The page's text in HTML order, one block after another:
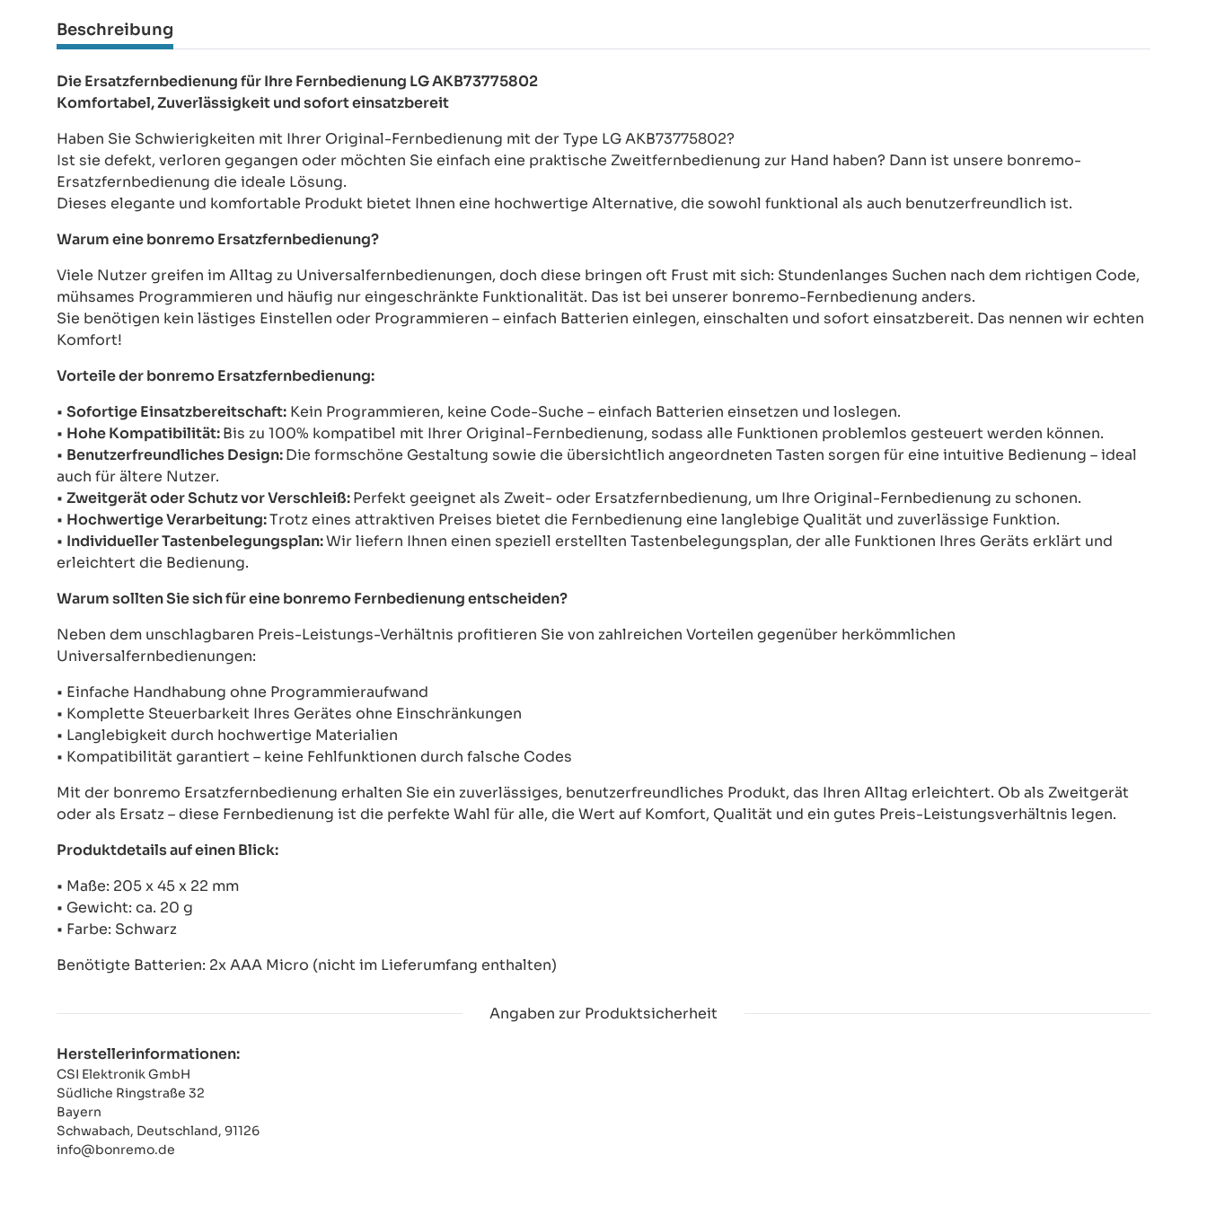
Beschreibung
Die Ersatzfernbedienung für Ihre Fernbedienung LG AKB73775802
Komfortabel, Zuverlässigkeit und sofort einsatzbereit
Haben Sie Schwierigkeiten mit Ihrer Original-Fernbedienung mit der Type LG AKB73775802?
Ist sie defekt, verloren gegangen oder möchten Sie einfach eine praktische Zweitfernbedienung zur Hand haben? Dann ist unsere bonremo-
Ersatzfernbedienung die ideale Lösung.
Dieses elegante und komfortable Produkt bietet Ihnen eine hochwertige Alternative, die sowohl funktional als auch benutzerfreundlich ist.
Warum eine bonremo Ersatzfernbedienung?
Viele Nutzer greifen im Alltag zu Universalfernbedienungen, doch diese bringen oft Frust mit sich: Stundenlanges Suchen nach dem richtigen Code,
mühsames Programmieren und häufig nur eingeschränkte Funktionalität. Das ist bei unserer bonremo-Fernbedienung anders.
Sie benötigen kein lästiges Einstellen oder Programmieren – einfach Batterien einlegen, einschalten und sofort einsatzbereit. Das nennen wir echten
Komfort!
Vorteile der bonremo Ersatzfernbedienung:
• Sofortige Einsatzbereitschaft: Kein Programmieren, keine Code-Suche – einfach Batterien einsetzen und loslegen.
• Hohe Kompatibilität:Bis zu 100% kompatibel mit Ihrer Original-Fernbedienung, sodass alle Funktionen problemlos gesteuert werden können.
• Benutzerfreundliches Design:Die formschöne Gestaltung sowie die übersichtlich angeordneten Tasten sorgen für eine intuitive Bedienung – ideal
auch für ältere Nutzer.
• Zweitgerät oder Schutz vor Verschleiß:Perfekt geeignet als Zweit- oder Ersatzfernbedienung, um Ihre Original-Fernbedienung zu schonen.
• Hochwertige Verarbeitung:Trotz eines attraktiven Preises bietet die Fernbedienung eine langlebige Qualität und zuverlässige Funktion.
• Individueller Tastenbelegungsplan:Wir liefern Ihnen einen speziell erstellten Tastenbelegungsplan, der alle Funktionen Ihres Geräts erklärt und
erleichtert die Bedienung.
Warum sollten Sie sich für eine bonremo Fernbedienung entscheiden?
Neben dem unschlagbaren Preis-Leistungs-Verhältnis profitieren Sie von zahlreichen Vorteilen gegenüber herkömmlichen
Universalfernbedienungen:
• Einfache Handhabung ohne Programmieraufwand
• Komplette Steuerbarkeit Ihres Gerätes ohne Einschränkungen
• Langlebigkeit durch hochwertige Materialien
• Kompatibilität garantiert – keine Fehlfunktionen durch falsche Codes
Mit der bonremo Ersatzfernbedienung erhalten Sie ein zuverlässiges, benutzerfreundliches Produkt, das Ihren Alltag erleichtert. Ob als Zweitgerät
oder als Ersatz – diese Fernbedienung ist die perfekte Wahl für alle, die Wert auf Komfort, Qualität und ein gutes Preis-Leistungsverhältnis legen.
Produktdetails auf einen Blick:
• Maße: 205 x 45 x 22 mm
• Gewicht: ca. 20 g
• Farbe: Schwarz
Benötigte Batterien: 2x AAA Micro (nicht im Lieferumfang enthalten)
Angaben zur Produktsicherheit
Herstellerinformationen:
CSI Elektronik GmbH
Südliche Ringstraße 32
Bayern
Schwabach, Deutschland, 91126
info@bonremo.de